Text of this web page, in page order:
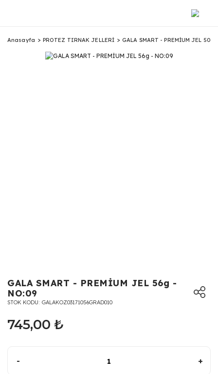
Anasayfa PROTEZ TIRNAK JELLERİ GALA SMART - PREMİUM JEL 50g
GALA SMART - PREMİUM JEL 56g -
NO:09
STOK KODU GALAKOZ03171056GRAD010
745,00 ₺
- +